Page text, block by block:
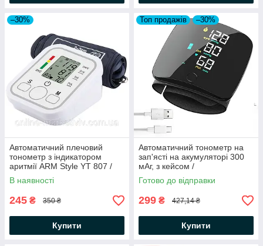
–30%
Автоматичний плечовий
тонометр з індикатором
аритмії ARM Style YT 807 /
Електронний вимірювач тиску
В наявності
245 ₴ 350 ₴
Купити
Топ продажів –30%
Автоматичний тонометр на
зап'ясті на акумуляторі 300
мАг, з кейсом /
Акумуляторний тонометр з
голосом
Готово до відправки
299 ₴ 427,14 ₴
Купити